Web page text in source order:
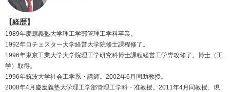
【経歴】
1989年慶應義塾大学理工学部管理工学科卒業。
1992年ロチェスター大学経営大学院修士課程修了。
1996年東京工業大学大学院理工学研究科博士課程経営工学専攻修了。博士（工
学）取得。
1996年筑波大学社会工学系・講師。2002年6月同助教授。
2008年4月慶應義塾大学理工学部管理工学科・准教授。2011年4月同教授、現